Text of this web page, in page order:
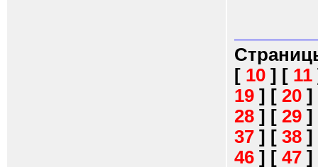
[ 10 ] [ 11
19 ] [ 20 ]
28 ] [ 29 ]
37 ] [ 38 ]
46 ] [ 47 ]